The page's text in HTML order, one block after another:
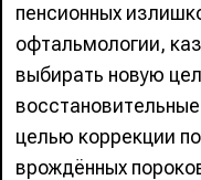
пенсионных
офтальмологии,
выбирать новую
целью коррекции
врождённых